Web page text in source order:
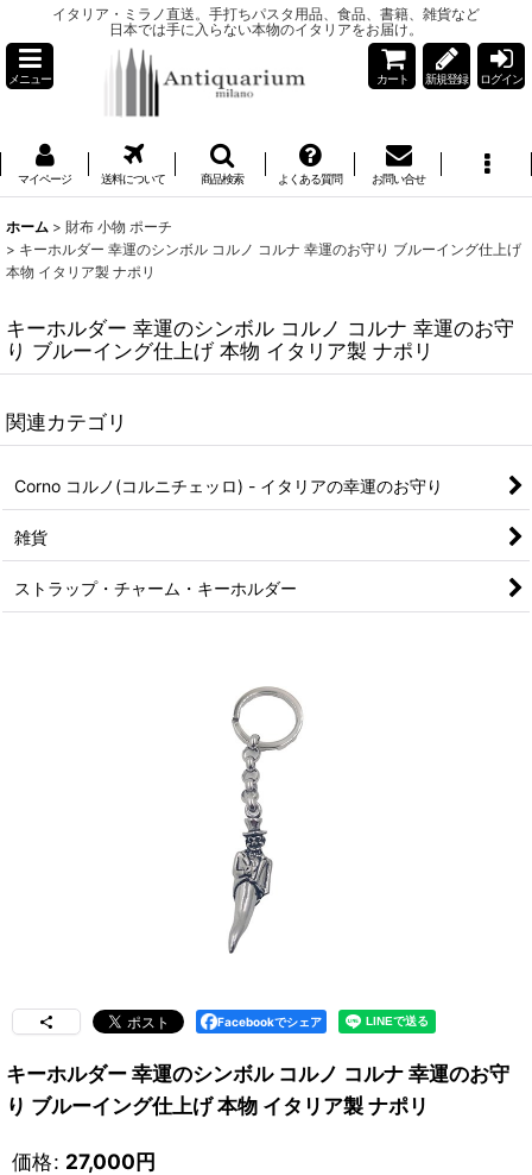
イタリア・ミラノ直送。手打ちパスタ用品、食品、書籍、雑貨など
日本では手に入らない本物のイタリアをお届け。
メニュー カート 新規登録 ログイン
マイページ 送料について 商品検索 よくある質問 お問い合せ
ホーム > 財布 小物 ポーチ
> キーホルダー 幸運のシンボル コルノ コルナ 幸運のお守り ブルーイング仕上げ
本物 イタリア製 ナポリ
キーホルダー 幸運のシンボル コルノ コルナ 幸運のお守
り ブルーイング仕上げ 本物 イタリア製 ナポリ
関連カテゴリ
Corno コルノ(コルニチェッロ) - イタリアの幸運のお守り
雑貨
ストラップ・チャーム・キーホルダー
Facebookでシェア
キーホルダー 幸運のシンボル コルノ コルナ 幸運のお守
り ブルーイング仕上げ 本物 イタリア製 ナポリ
価格: 27,000円